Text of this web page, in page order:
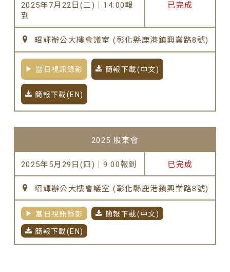
2025年7月22日(二)｜14:00報
到
已完成
昭輝辦公大樓會議室 (彰化縣鹿港鎮興業路8號)
當日視訊錄影 簡報下載(中文)
簡報下載(EN)
2025 股東會
2025年5月29日(四)｜9:00報到 已完成
昭輝辦公大樓會議室 (彰化縣鹿港鎮興業路8號)
當日視訊錄影 簡報下載(中文)
簡報下載(EN)